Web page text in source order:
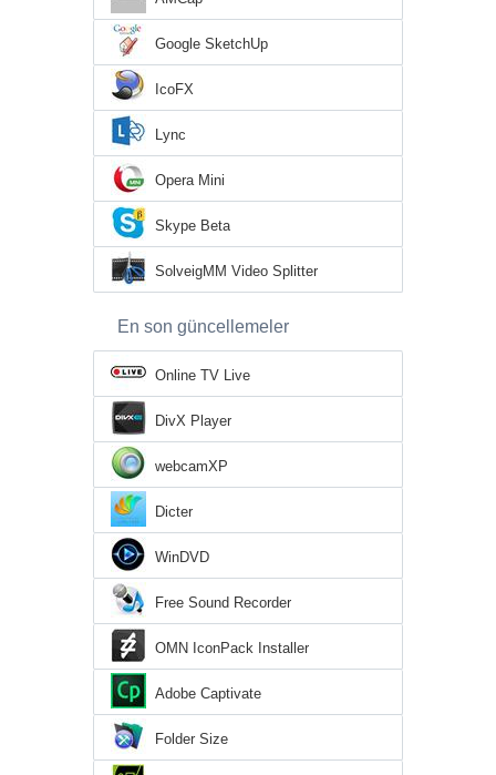
Google SketchUp
IcoFX
Lync
Opera Mini
Skype Beta
SolveigMM Video Splitter
En son güncellemeler
Online TV Live
DivX Player
webcamXP
Dicter
WinDVD
Free Sound Recorder
OMN IconPack Installer
Adobe Captivate
Folder Size